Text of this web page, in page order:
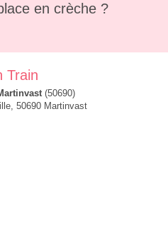
en crèche ?
Train
(50690)
50690 Martinvast